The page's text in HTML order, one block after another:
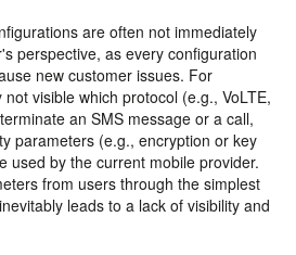
are often not immediately
perspective, as every configuration
new customer issues. For
visible which protocol (e.g., VoLTE,
an SMS message or a call,
parameters (e.g., encryption or key
used by the current mobile provider.
from users through the simplest
leads to a lack of visibility and